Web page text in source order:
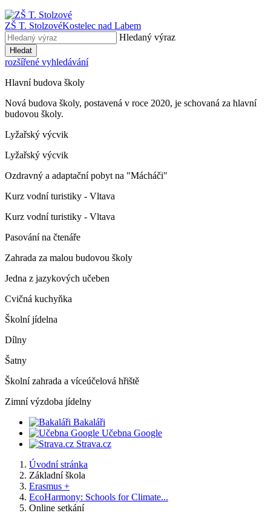
ZŠ T. StolzovéKostelec nad Labem
Hledaný výraz
Hledat
rozšířené vyhledávání
Hlavní budova školy
Nová budova školy, postavená v roce 2020, je schovaná za hlavní
budovou školy.
Lyžařský výcvik
Lyžařský výcvik
Ozdravný a adaptační pobyt na "Mácháči"
Kurz vodní turistiky - Vltava
Kurz vodní turistiky - Vltava
Pasování na čtenáře
Zahrada za malou budovou školy
Jedna z jazykových učeben
Cvičná kuchyňka
Školní jídelna
Dílny
Šatny
Školní zahrada a víceúčelová hřiště
Zimní výzdoba jídelny
Bakaláři
Učebna Google
Strava.cz
Úvodní stránka
Základní škola
Erasmus +
EcoHarmony: Schools for Climate...
Online setkání